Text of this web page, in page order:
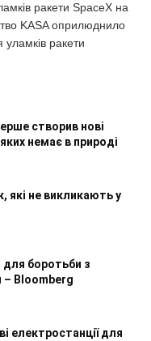
ракети SpaceX на
KASA оприлюднило
уламків ракети
створив нові
немає в природі
які не викликають у
боротьби з
– Bloomberg
електростанції для